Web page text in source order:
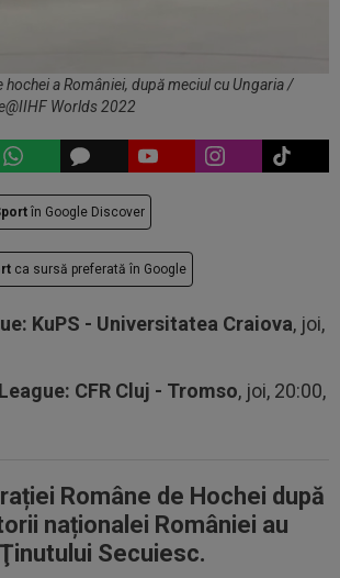
a României, după meciul cu Ungaria /
Worlds 2022
în Google Discover
ca sursă preferată în Google
KuPS - Universitatea Craiova, joi,
CFR Cluj - Tromso, joi, 20:00,
Române de Hochei după
naționalei României au
Secuiesc.